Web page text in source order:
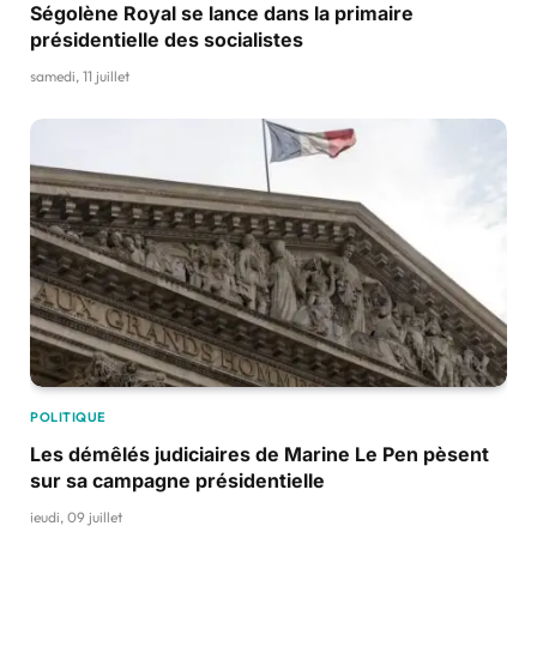
Ségolène Royal se lance dans la primaire
présidentielle des socialistes
samedi, 11 juillet
POLITIQUE
Les démêlés judiciaires de Marine Le Pen pèsent
sur sa campagne présidentielle
jeudi, 09 juillet